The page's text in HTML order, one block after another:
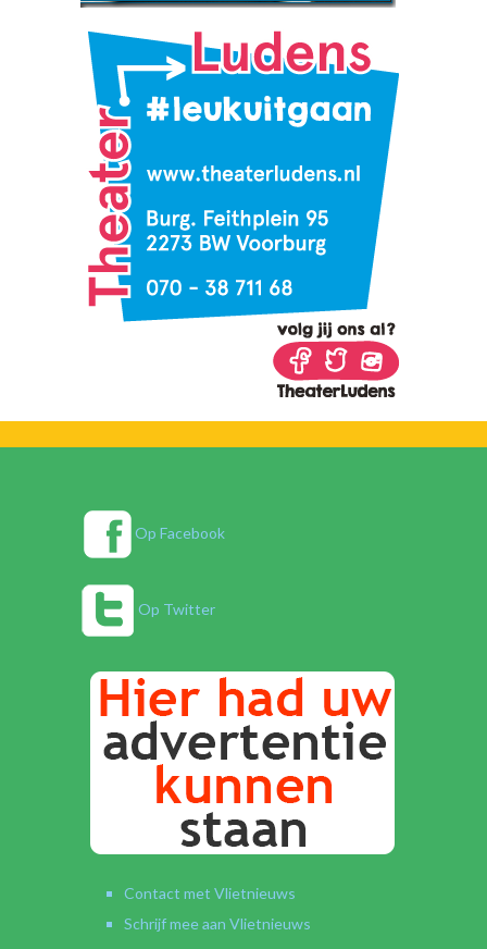
Op Facebook
Op Twitter
Contact met Vlietnieuws
Schrijf mee aan Vlietnieuws